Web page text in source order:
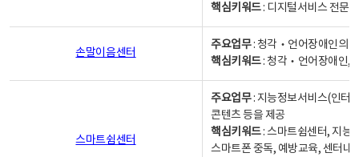
핵심키워드: 디지털서비스 전문
손말이음센터
주요업무: 청각‧언어장애인의
핵심키워드: 청각‧언어장애인,
스마트쉼센터
주요업무: 지능정보서비스(인터
콘텐츠 등을 제공
핵심키워드: 스마트쉼센터, 지능
스마트폰 중독, 예방교육, 센터내